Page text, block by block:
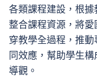
各類課程建設，根據
整合課程資源，將
穿教學全過程，推
同效應，幫助學生
導觀。